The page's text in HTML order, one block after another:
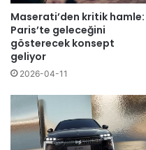
Maserati’den kritik hamle:
Paris’te geleceğini
gösterecek konsept
geliyor
2026-04-11